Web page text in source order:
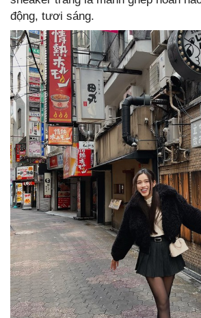
động, tươi sáng.